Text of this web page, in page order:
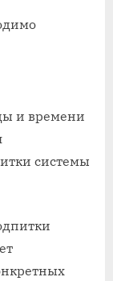
и времени
системы